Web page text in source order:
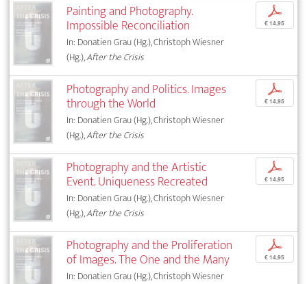
Painting and Photography.
Impossible Reconciliation
In: Donatien Grau (Hg.), Christoph Wiesner
(Hg.),After the Crisis
p
€ 14,95
Photography and Politics. Images
through the World
In: Donatien Grau (Hg.), Christoph Wiesner
(Hg.),After the Crisis
p
€ 14,95
Photography and the Artistic
Event. Uniqueness Recreated
In: Donatien Grau (Hg.), Christoph Wiesner
(Hg.),After the Crisis
p
€ 14,95
Photography and the Proliferation
of Images. The One and the Many
In: Donatien Grau (Hg.), Christoph Wiesner
p
€ 14,95